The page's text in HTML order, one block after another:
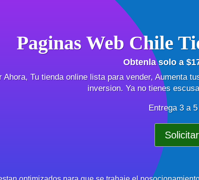
Paginas Web Chile
Obtenla solo a
Ahora, Tu tienda online lista para vender, Aumenta
inversion. Ya no tienes
Entrega 3 a
Solicitar